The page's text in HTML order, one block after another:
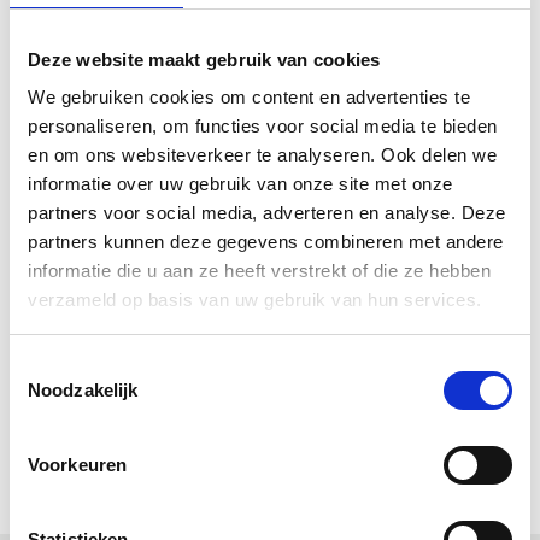
Deze website maakt gebruik van cookies
We gebruiken cookies om content en advertenties te
personaliseren, om functies voor social media te bieden
en om ons websiteverkeer te analyseren. Ook delen we
informatie over uw gebruik van onze site met onze
partners voor social media, adverteren en analyse. Deze
partners kunnen deze gegevens combineren met andere
informatie die u aan ze heeft verstrekt of die ze hebben
verzameld op basis van uw gebruik van hun services.
Noodzakelijk
Voorkeuren
Schoonmaken:Allbäck lijnoliezeepen water. Bewaar
Droogtijd:Ongeveer 24 uur bij kamertemperatuur.
Goed ventileren.
NCS:0520-Y30R
Bekijk ook ons volledigeAllbäck.
Downloads
Allbäck Little Handbook (pdf)